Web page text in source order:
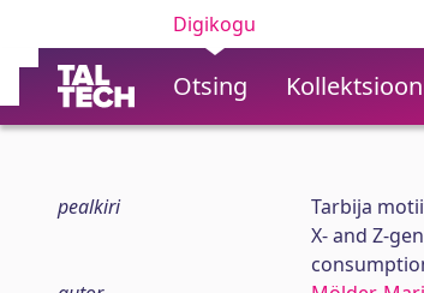
Digikogu
Otsing
pealkiri
Tarbija
X- and Z-